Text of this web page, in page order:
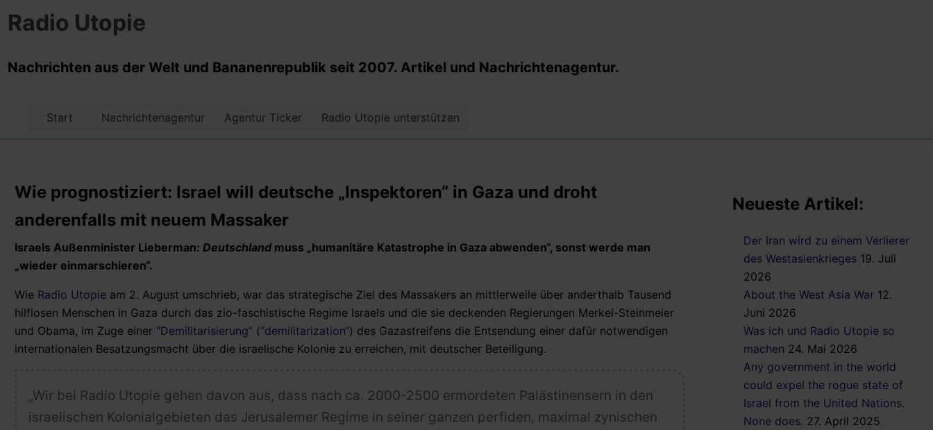
Radio Utopie
Nachrichten aus der Welt und Bananenrepublik seit 2007. Artikel und Nachrichtenagentur.
Start Nachrichtenagentur Agentur Ticker Radio Utopie unterstützen
Wie prognostiziert: Israel will deutsche „Inspektoren“ in Gaza und droht
anderenfalls mit neuem Massaker
Israels Außenminister Lieberman: Deutschland muss „humanitäre Katastrophe in Gaza abwenden“, sonst werde man
„wieder einmarschieren“.
Wie Radio Utopie am 2. August umschrieb, war das strategische Ziel des Massakers an mittlerweile über anderthalb Tausend
hilflosen Menschen in Gaza durch das zio-faschistische Regime Israels und die sie deckenden Regierungen Merkel-Steinmeier
und Obama, im Zuge einer “Demilitarisierung” (“demilitarization“) des Gazastreifens die Entsendung einer dafür notwendigen
internationalen Besatzungsmacht über die israelische Kolonie zu erreichen, mit deutscher Beteiligung.
„Wir bei Radio Utopie gehen davon aus, dass nach ca. 2000-2500 ermordeten Palästinensern in den
israelischen Kolonialgebieten das Jerusalemer Regime in seiner ganzen perfiden, maximal zynischen
Neueste Artikel:
Der Iran wird zu einem Verlierer
des Westasienkrieges 19. Juli
2026
About the West Asia War 12.
Juni 2026
Was ich und Radio Utopie so
machen 24. Mai 2026
Any government in the world
could expel the rogue state of
Israel from the United Nations.
None does. 27. April 2025